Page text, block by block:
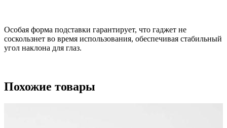
Особая форма подставки гарантирует, что гаджет не
соскользнет во время использования, обеспечивая стабильный
угол наклона для глаз.
Похожие товары